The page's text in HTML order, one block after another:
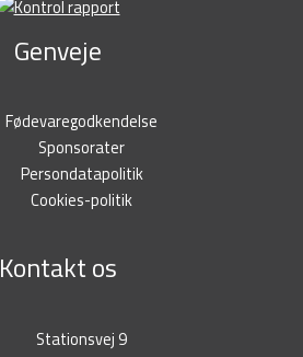
Genveje
Fødevaregodkendelse
Sponsorater
Persondatapolitik
Cookies-politik
Kontakt os
Stationsvej 9